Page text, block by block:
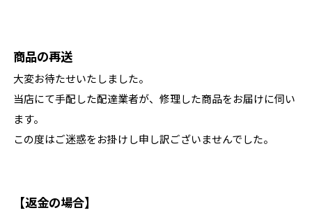
商品の再送
大変お待たせいたしました。
当店にて手配した配達業者が、修理した商品をお届けに伺い
ます。
この度はご迷惑をお掛けし申し訳ございませんでした。
【返金の場合】